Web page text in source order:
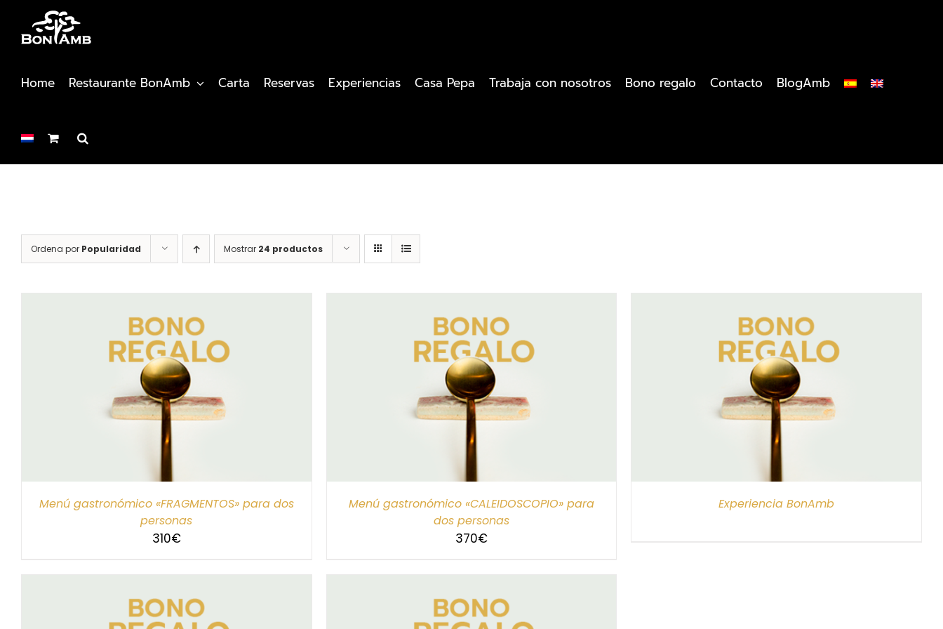
contenido
Home Restaurante BonAmb Carta Reservas Experiencias Casa Pepa Trabaja con nosotros Bono regalo Contacto BlogAmb
Ordena por Popularidad Mostrar 24 productos
Menú gastronómico «FRAGMENTOS» para dos
personas
310€
SELECCIONAR IMPORTE
Menú gastronómico «CALEIDOSCOPIO» para
dos personas
370€
SELECCIONAR IMPORTE
Experiencia BonAmb